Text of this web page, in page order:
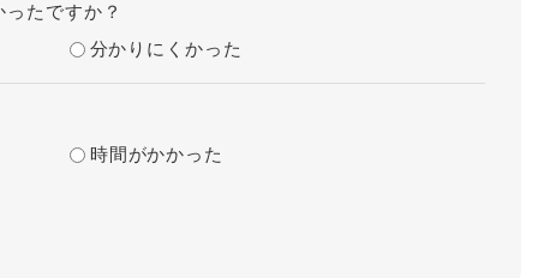
たですか？
分かりにくかった
時間がかかった